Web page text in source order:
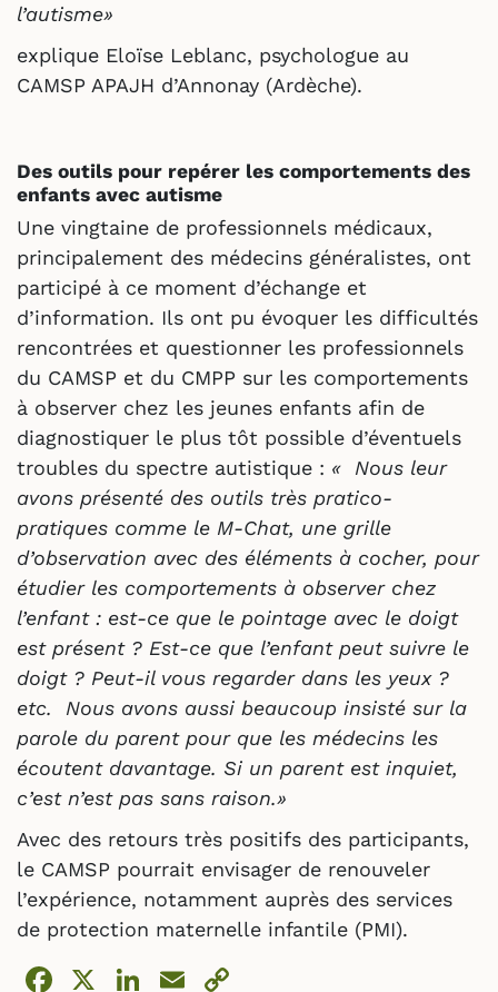
l’autisme»
explique Eloïse Leblanc, psychologue au
CAMSP APAJH d’Annonay (Ardèche).
Des outils pour repérer les comportements des
enfants avec autisme
Une vingtaine de professionnels médicaux,
principalement des médecins généralistes, ont
participé à ce moment d’échange et
d’information. Ils ont pu évoquer les difficultés
rencontrées et questionner les professionnels
du CAMSP et du CMPP sur les comportements
à observer chez les jeunes enfants afin de
diagnostiquer le plus tôt possible d’éventuels
troubles du spectre autistique : « Nous leur
avons présenté des outils très pratico-
pratiques comme le M-Chat, une grille
d’observation avec des éléments à cocher, pour
étudier les comportements à observer chez
l’enfant : est-ce que le pointage avec le doigt
est présent ? Est-ce que l’enfant peut suivre le
doigt ? Peut-il vous regarder dans les yeux ?
etc. Nous avons aussi beaucoup insisté sur la
parole du parent pour que les médecins les
écoutent davantage. Si un parent est inquiet,
c’est n’est pas sans raison.»
Avec des retours très positifs des participants,
le CAMSP pourrait envisager de renouveler
l’expérience, notamment auprès des services
de protection maternelle infantile (PMI).
Facebook
X LinkedIn
Email